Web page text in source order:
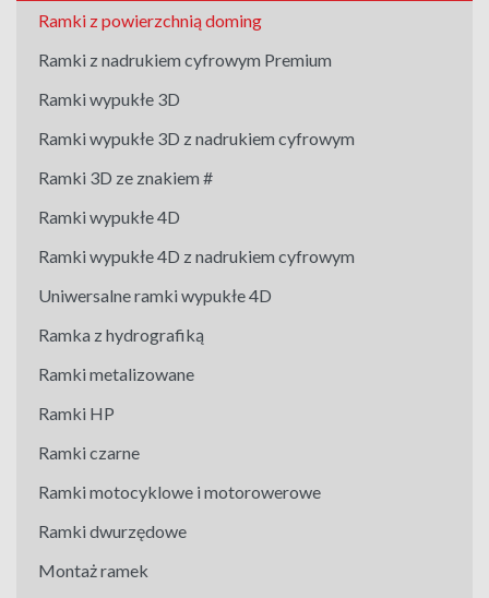
Ramki z powierzchnią doming
Ramki z nadrukiem cyfrowym Premium
Ramki wypukłe 3D
Ramki wypukłe 3D z nadrukiem cyfrowym
Ramki 3D ze znakiem #
Ramki wypukłe 4D
Ramki wypukłe 4D z nadrukiem cyfrowym
Uniwersalne ramki wypukłe 4D
Ramka z hydrografiką
Ramki metalizowane
Ramki HP
Ramki czarne
Ramki motocyklowe i motorowerowe
Ramki dwurzędowe
Montaż ramek